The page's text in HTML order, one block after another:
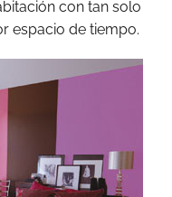
con tan solo
espacio de tiempo.